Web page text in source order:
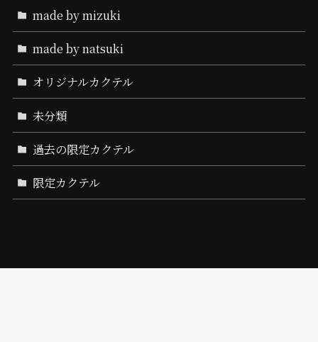
made by mizuki
made by natsuki
オリジナルカクテル
未分類
過去の限定カクテル
限定カクテル